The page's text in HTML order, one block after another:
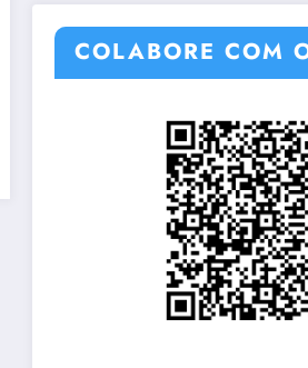
COLABORE COM